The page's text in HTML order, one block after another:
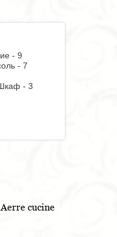
- 9
- 7
- 3
Бар - 1
Aerre cucine